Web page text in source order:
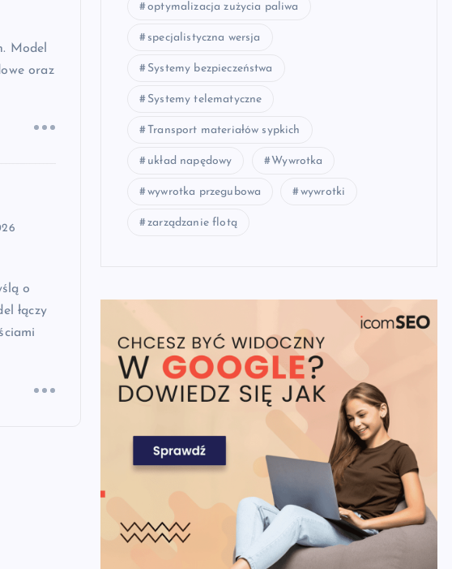
Model
oraz
o
łączy
optymalizacja zużycia paliwa
specjalistyczna wersja
Systemy bezpieczeństwa
Systemy telematyczne
Transport materiałów sypkich
układ napędowy Wywrotka
wywrotka przegubowa wywrotki
zarządzanie flotą